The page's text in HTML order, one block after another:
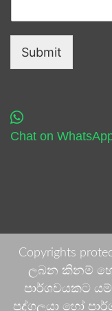
Submit
Chat on
Copyrights
ලබන කිනම්
පාර්ශවයකට
පුද්ගලයා හෝ